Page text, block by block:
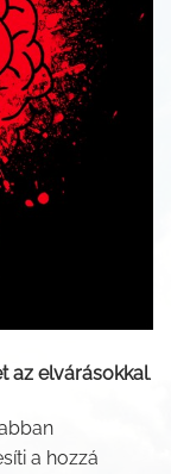
az elvárásokkal.
a hozzá